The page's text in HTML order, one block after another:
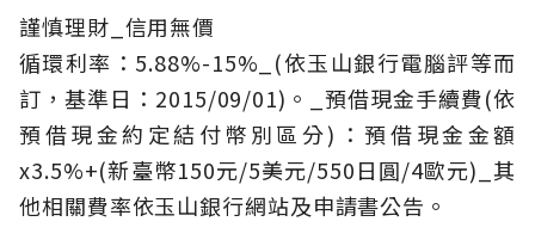
謹慎理財_信用無價
循環利率：5.88%-15%_(依玉山銀行電腦評等而
訂，基準日：2015/09/01)。_預借現金手續費(依
預借現金約定結付幣別區分)：預借現金金額
x3.5%+(新臺幣150元/5美元/550日圓/4歐元)_其
他相關費率依玉山銀行網站及申請書公告。